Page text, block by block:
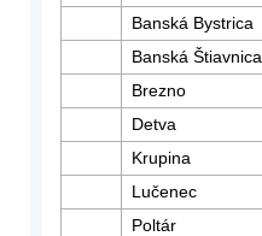
Banská Bystrica
Banská Štiavnica
Brezno
Detva
Krupina
Lučenec
Poltár